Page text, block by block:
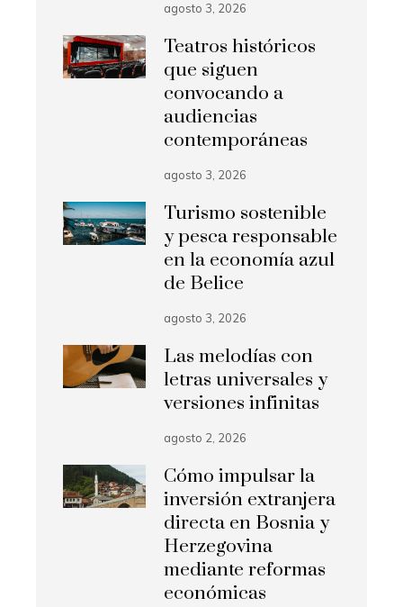
agosto 3, 2026
Teatros históricos
que siguen
convocando a
audiencias
contemporáneas
agosto 3, 2026
Turismo sostenible
y pesca responsable
en la economía azul
de Belice
agosto 3, 2026
Las melodías con
letras universales y
versiones infinitas
agosto 2, 2026
Cómo impulsar la
inversión extranjera
directa en Bosnia y
Herzegovina
mediante reformas
económicas